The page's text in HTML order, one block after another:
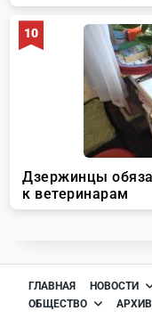
ГЛАВНАЯ НОВОСТИ
ОБЩЕСТВО
АРХИВ